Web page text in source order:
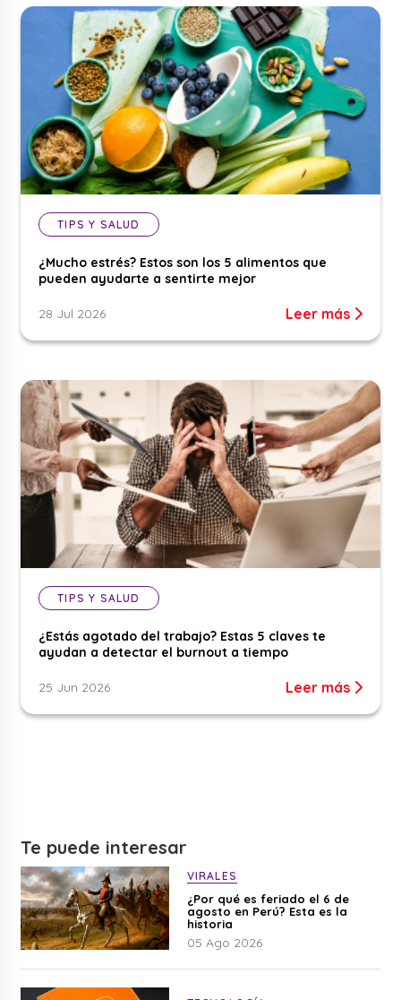
TIPS Y SALUD
¿Mucho estrés? Estos son los 5 alimentos que
pueden ayudarte a sentirte mejor
28 Jul 2026 Leer más
TIPS Y SALUD
¿Estás agotado del trabajo? Estas 5 claves te
ayudan a detectar el burnout a tiempo
25 Jun 2026 Leer más
Te puede interesar
VIRALES
¿Por qué es feriado el 6 de
agosto en Perú? Esta es la
historia
05 Ago 2026